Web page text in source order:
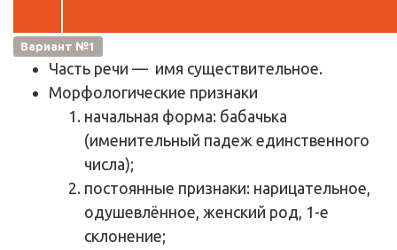
Вариант №1
Часть речи — имя существительное.
Морфологические признаки
начальная форма: бабачька
(именительный падеж единственного
числа);
постоянные признаки: нарицательное,
одушевлённое, женский род, 1-е
склонение;